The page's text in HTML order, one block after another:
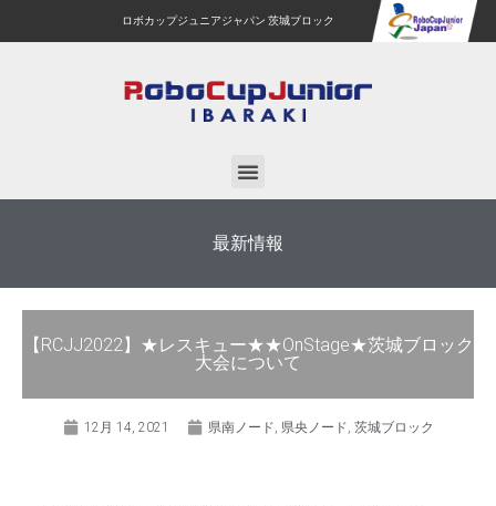
ロボカップジュニアジャパン 茨城ブロック
最新情報
【RCJJ2022】★レスキュー★★OnStage★茨城ブロック
大会について
12月 14, 2021 県南ノード, 県央ノード, 茨城ブロック